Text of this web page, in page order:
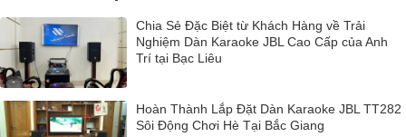
Chia Sẻ Đặc Biệt từ Khách Hàng về Trải
Nghiệm Dàn Karaoke JBL Cao Cấp của Anh
Trí tại Bạc Liêu
Hoàn Thành Lắp Đặt Dàn Karaoke JBL TT282
Sôi Động Chơi Hè Tại Bắc Giang